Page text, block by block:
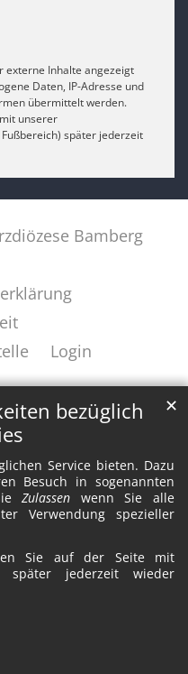
bezüglich
Service bieten. Dazu
Besuch in sogenannten
Zulassen wenn Sie alle
Verwendung spezieller
Sie auf der Seite mit
später jederzeit wieder
✕
externe Inhalte angezeigt
Daten, IP-Adresse und
übermittelt werden.
unserer
später jederzeit
Bamberg
Login